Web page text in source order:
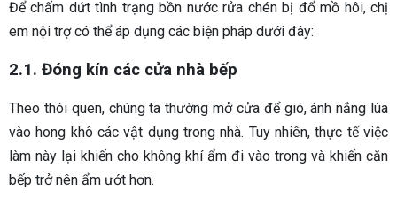
Để chấm dứt tình trạng bồn nước rửa chén bị đổ mồ hôi, chị
em nội trợ có thể áp dụng các biện pháp dưới đây:
2.1. Đóng kín các cửa nhà bếp
Theo thói quen, chúng ta thường mở cửa để gió, ánh nắng lùa
vào hong khô các vật dụng trong nhà. Tuy nhiên, thực tế việc
làm này lại khiến cho không khí ẩm đi vào trong và khiến căn
bếp trở nên ẩm ướt hơn.